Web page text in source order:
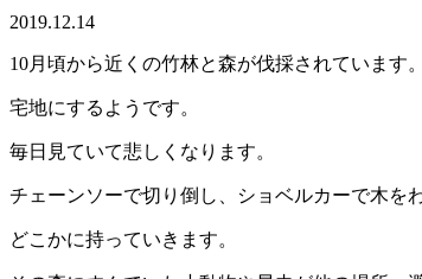
2019.12.14
10月頃から近くの竹林と森が伐採されています。
宅地にするようです。
毎日見ていて悲しくなります。
チェーンソーで切り倒し、ショベルカーで木を
どこかに持っていきます。